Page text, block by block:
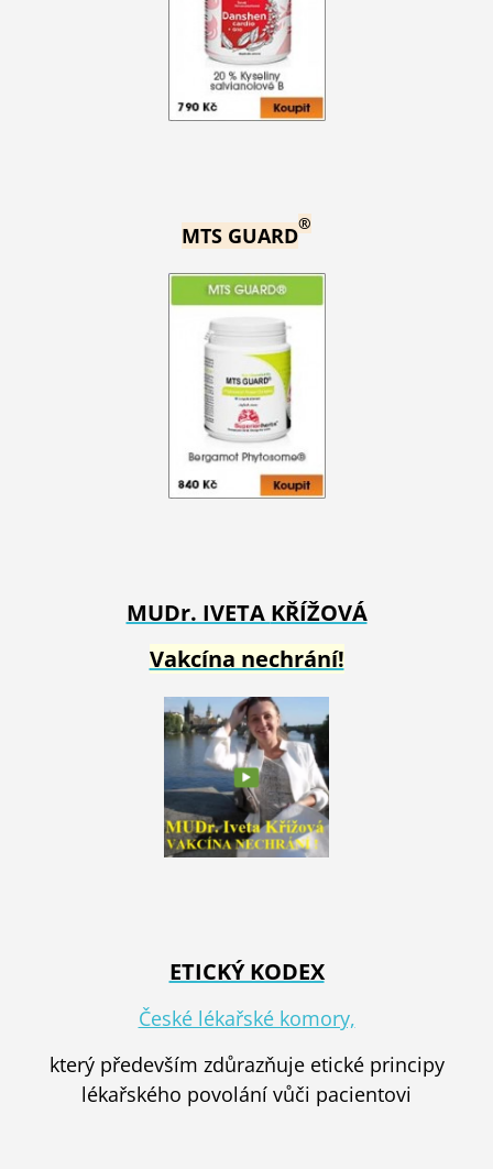
MTS GUARD®
MUDr. IVETA KŘÍŽOVÁ
Vakcína nechrání!
ETICKÝ KODEX
České lékařské komory,
který především zdůrazňuje etické principy
lékařského povolání vůči pacientovi